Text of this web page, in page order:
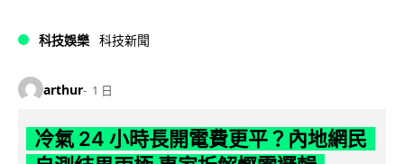
科技娛樂 科技新聞
arthur 1 日
冷氣 24 小時長開電費更平？內地網民